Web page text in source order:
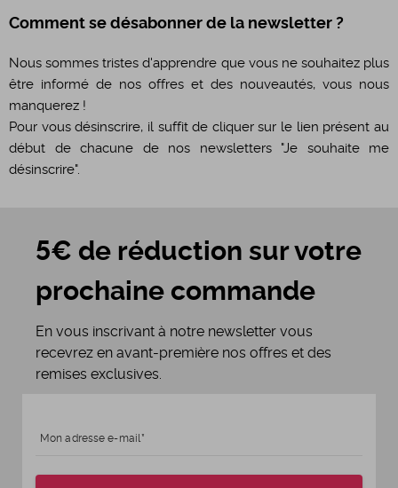
Comment se désabonner de la newsletter ?
Nous sommes tristes d'apprendre que vous ne souhaitez plus
être informé de nos offres et des nouveautés, vous nous
manquerez !
Pour vous désinscrire, il suffit de cliquer sur le lien présent au
début de chacune de nos newsletters "Je souhaite me
désinscrire".
5€ de réduction sur votre
prochaine commande
En vous inscrivant à notre newsletter vous
recevrez en avant-première nos offres et des
remises exclusives.
Mon adresse e-mail